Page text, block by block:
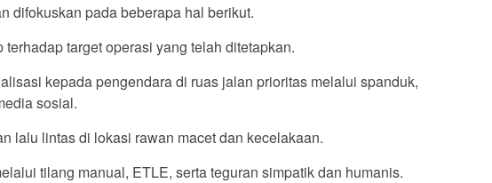
difokuskan pada beberapa hal berikut.
terhadap target operasi yang telah ditetapkan.
kepada pengendara di ruas jalan prioritas melalui spanduk,
sosial.
lalu lintas di lokasi rawan macet dan kecelakaan.
tilang manual, ETLE, serta teguran simpatik dan humanis.